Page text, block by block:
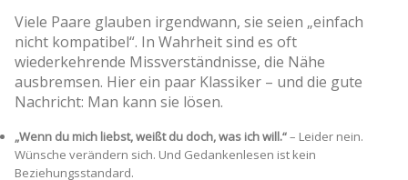
Viele Paare glauben irgendwann, sie seien „einfach
nicht kompatibel“. In Wahrheit sind es oft
wiederkehrende Missverständnisse, die Nähe
ausbremsen. Hier ein paar Klassiker – und die gute
Nachricht: Man kann sie lösen.
„Wenn du mich liebst, weißt du doch, was ich will.“– Leider nein.
Wünsche verändern sich. Und Gedankenlesen ist kein
Beziehungsstandard.